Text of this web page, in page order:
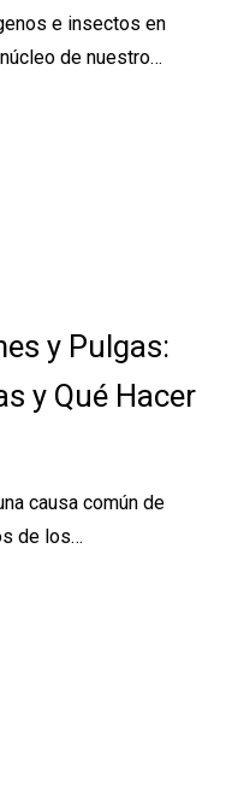
e insectos en
de nuestro…
y Pulgas:
y Qué Hacer
causa común de
de los…